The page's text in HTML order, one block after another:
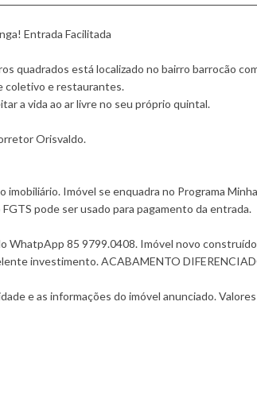
Entrada Facilitada
quadrados está localizado no bairro barrocão
coletivo e restaurantes.
a vida ao ar livre no seu próprio quintal.
Orisvaldo.
Imóvel se enquadra no Programa
pode ser usado para pagamento da entrada.
WhatpApp 85 9799.0408. Imóvel novo
investimento. ACABAMENTO
e as informações do imóvel anunciado.